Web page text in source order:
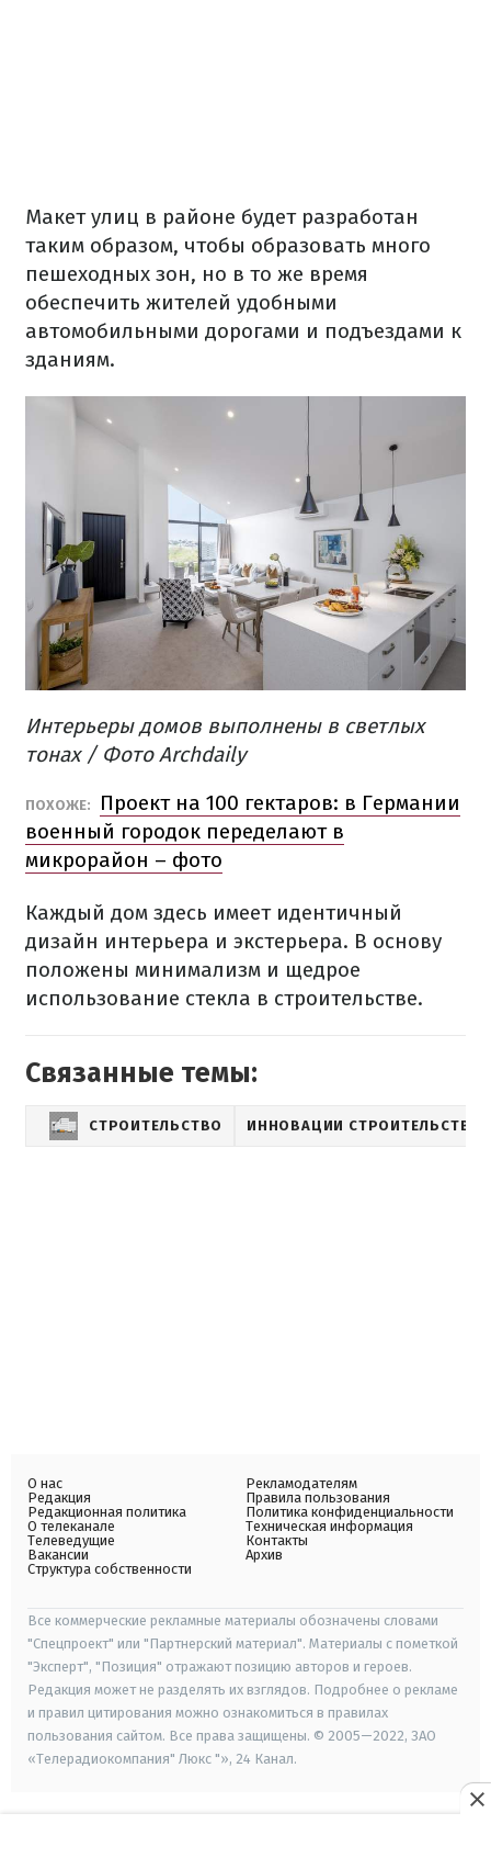
Макет улиц в районе будет разработан
таким образом, чтобы образовать много
пешеходных зон, но в то же время
обеспечить жителей удобными
автомобильными дорогами и подъездами к
зданиям.
Интерьеры домов выполнены в светлых
тонах / Фото Archdaily
ПОХОЖЕ:
Проект на 100 гектаров: в Германии
военный городок переделают в
микрорайон – фото
Каждый дом здесь имеет идентичный
дизайн интерьера и экстерьера. В основу
положены минимализм и щедрое
использование стекла в строительстве.
Связанные темы:
СТРОИТЕЛЬСТВО ИННОВАЦИИ СТРОИТЕЛЬСТВА
О нас
Редакция
Редакционная политика
О телеканале
Телеведущие
Вакансии
Структура собственности
Рекламодателям
Правила пользования
Политика конфиденциальности
Техническая информация
Контакты
Архив
Все коммерческие рекламные материалы обозначены словами
"Спецпроект" или "Партнерский материал". Материалы с пометкой
"Эксперт", "Позиция" отражают позицию авторов и героев.
Редакция может не разделять их взглядов. Подробнее о рекламе
и правил цитирования можно ознакомиться в правилах
пользования сайтом. Все права защищены. © 2005—2022, ЗАО
«Телерадиокомпания" Люкс "», 24 Канал.